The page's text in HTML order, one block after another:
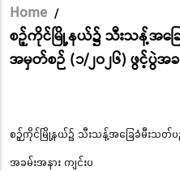
Breadcrumb
Home /
စဉ့်ကိုင်မြို့နယ်၌ သီးသန့်အခ
အမှတ်စဉ် (၁/၂၀၂၆) ဖွင့်ပွဲအခ
စဉ့်ကိုင်မြို့နယ်၌ သီးသန့်အခြေခံမီးသတ်
အခမ်းအနား ကျင်းပ